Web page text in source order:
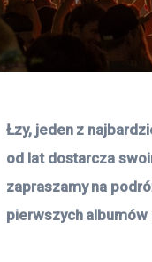
Łzy, jeden z
od lat dostarcza
zapraszamy na
pierwszych